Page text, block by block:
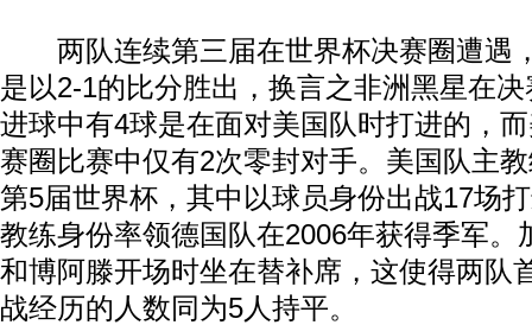
两队连续第三届在世界杯决赛圈遭遇
是以2-1的比分胜出，换言之非洲黑星在
进球中有4球是在面对美国队时打进的，
赛圈比赛中仅有2次零封对手。美国队主
第5届世界杯，其中以球员身份出战17场
教练身份率领德国队在2006年获得季军。
和博阿滕开场时坐在替补席，这使得两队
战经历的人数同为5人持平。